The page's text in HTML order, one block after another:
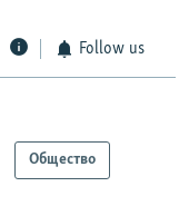
Follow us
Общество